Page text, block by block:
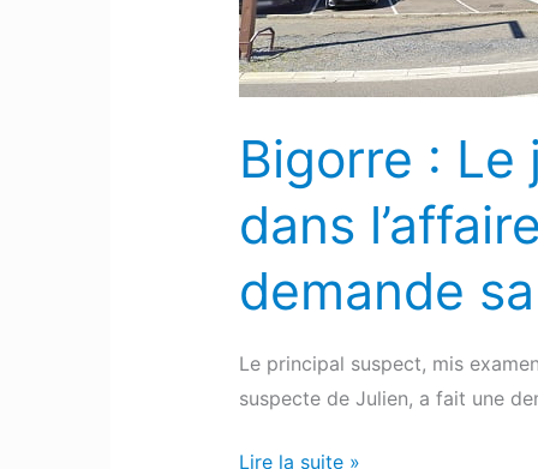
Bigorre : Le
dans
demande
Le principal suspect, mis
suspecte de Julien, a fait une
à
vue
dans
de
mort
de
demande
sa
Lire la suite »